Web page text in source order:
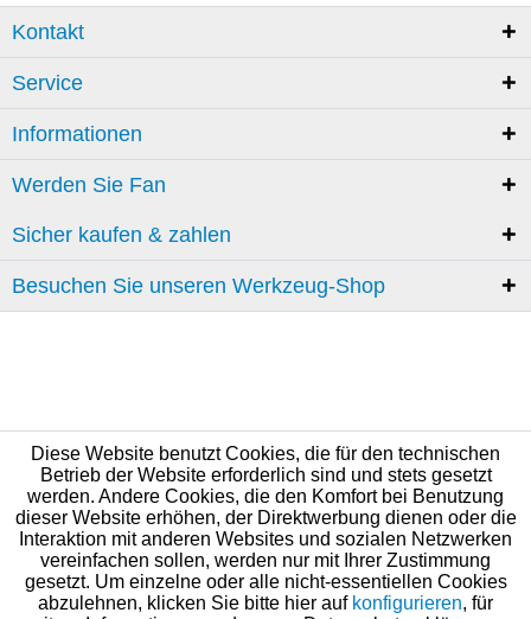
Kontakt
Service
Informationen
Werden Sie Fan
Sicher kaufen & zahlen
Besuchen Sie unseren Werkzeug-Shop
Diese Website benutzt Cookies, die für den technischen
Betrieb der Website erforderlich sind und stets gesetzt
werden. Andere Cookies, die den Komfort bei Benutzung
dieser Website erhöhen, der Direktwerbung dienen oder die
Interaktion mit anderen Websites und sozialen Netzwerken
vereinfachen sollen, werden nur mit Ihrer Zustimmung
gesetzt. Um einzelne oder alle nicht-essentiellen Cookies
abzulehnen, klicken Sie bitte hier auf konfigurieren, für